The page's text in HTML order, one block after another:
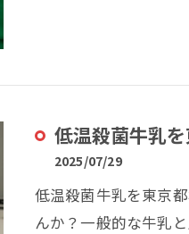
低温殺菌牛乳
2025/07/29
低温殺菌牛乳を東京
んか？一般的な牛乳